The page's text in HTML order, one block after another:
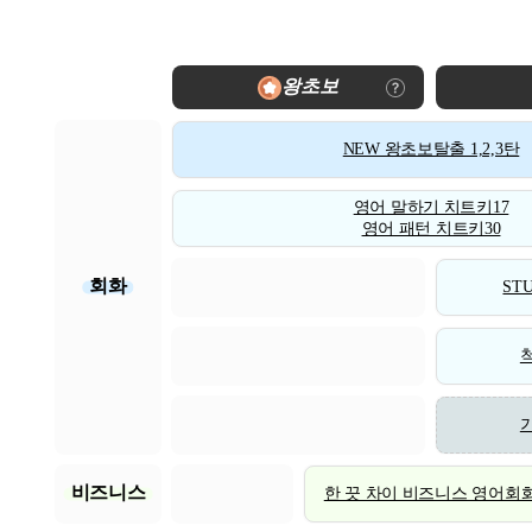
왕초보
회화
NEW 왕초보탈출 1,2,3탄
영어 말하기 치트키17
영어 패턴 치트키30
비즈니스 한 끗 차이 비즈니스 영어회